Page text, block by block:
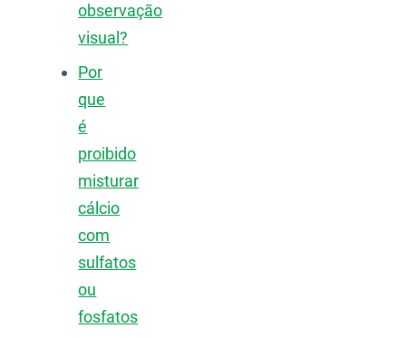
observação
visual?
Por
que
é
proibido
misturar
cálcio
com
sulfatos
ou
fosfatos